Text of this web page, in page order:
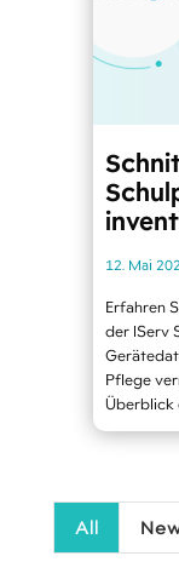
12. Mai
Erfahren
der IServ
Pflege
Überblick
All